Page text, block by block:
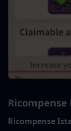
Ricompense